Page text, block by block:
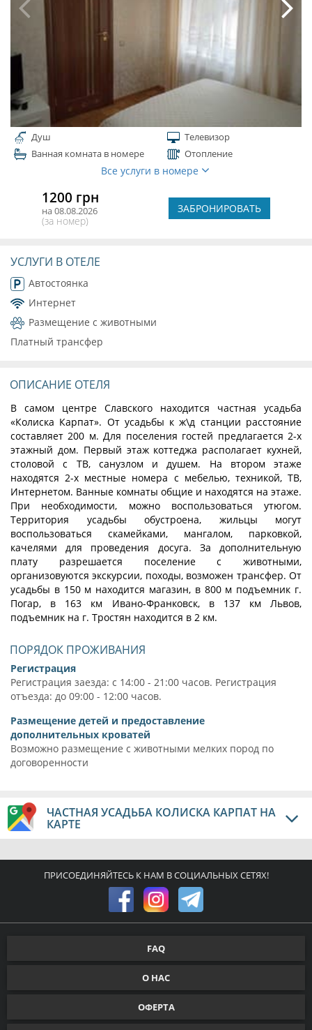
Душ
Телевизор
Ванная комната в номере
Отопление
Все услуги в номере
1200 грн
на 08.08.2026
(за номер)
ЗАБРОНИРОВАТЬ
УСЛУГИ В ОТЕЛЕ
Автостоянка
Интернет
Размещение с животными
Платный трансфер
ОПИСАНИЕ ОТЕЛЯ
В самом центре Славского находится частная усадьба
«Колиска Карпат». От усадьбы к ж\д станции расстояние
составляет 200 м. Для поселения гостей предлагается 2-х
этажный дом. Первый этаж коттеджа располагает кухней,
столовой с ТВ, санузлом и душем. На втором этаже
находятся 2-х местные номера с мебелью, техникой, ТВ,
Интернетом. Ванные комнаты общие и находятся на этаже.
При необходимости, можно воспользоваться утюгом.
Территория усадьбы обустроена, жильцы могут
воспользоваться скамейками, мангалом, парковкой,
качелями для проведения досуга. За дополнительную
плату разрешается поселение с животными,
организовуются экскурсии, походы, возможен трансфер. От
усадьбы в 150 м находится магазин, в 800 м подъемник г.
Погар, в 163 км Ивано-Франковск, в 137 км Львов,
подъемник на г. Тростян находится в 2 км.
ПОРЯДОК ПРОЖИВАНИЯ
Регистрация
Регистрация заезда: с 14:00 - 21:00 часов. Регистрация
отъезда: до 09:00 - 12:00 часов.
Размещение детей и предоставление
дополнительных кроватей
Возможно размещение с животными мелких пород по
договоренности
ЧАСТНАЯ УСАДЬБА КОЛИСКА КАРПАТ НА
КАРТЕ
ПРИСОЕДИНЯЙТЕСЬ К НАМ В СОЦИАЛЬНЫХ СЕТЯХ!
FAQ
О НАС
ОФЕРТА